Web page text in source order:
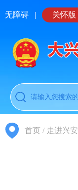
无障碍 | 关怀版
首页 / 走进兴安